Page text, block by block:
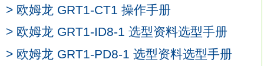
（带16点输出的型号以及带16点混合I/O的
型号）
输入。
PNP (- common)。
> 欧姆龙 GRT1-CT1 操作手册
> 欧姆龙 GRT1-ID8-1 选型资料选型手册
> 欧姆龙 GRT1-PD8-1 选型资料选型手册